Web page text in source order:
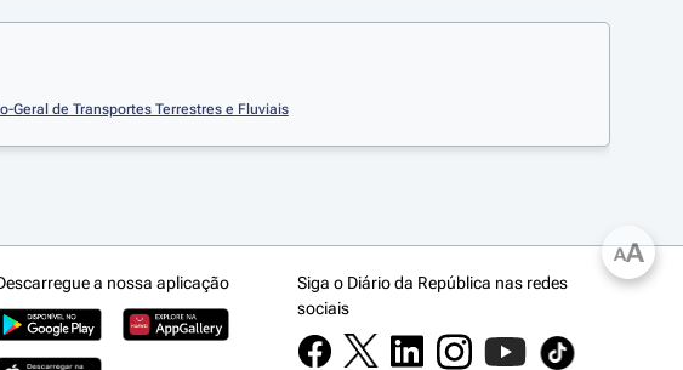
Geral de Transportes Terrestres e Fluviais
AA
a nossa aplicação
Siga o Diário da República nas redes
sociais